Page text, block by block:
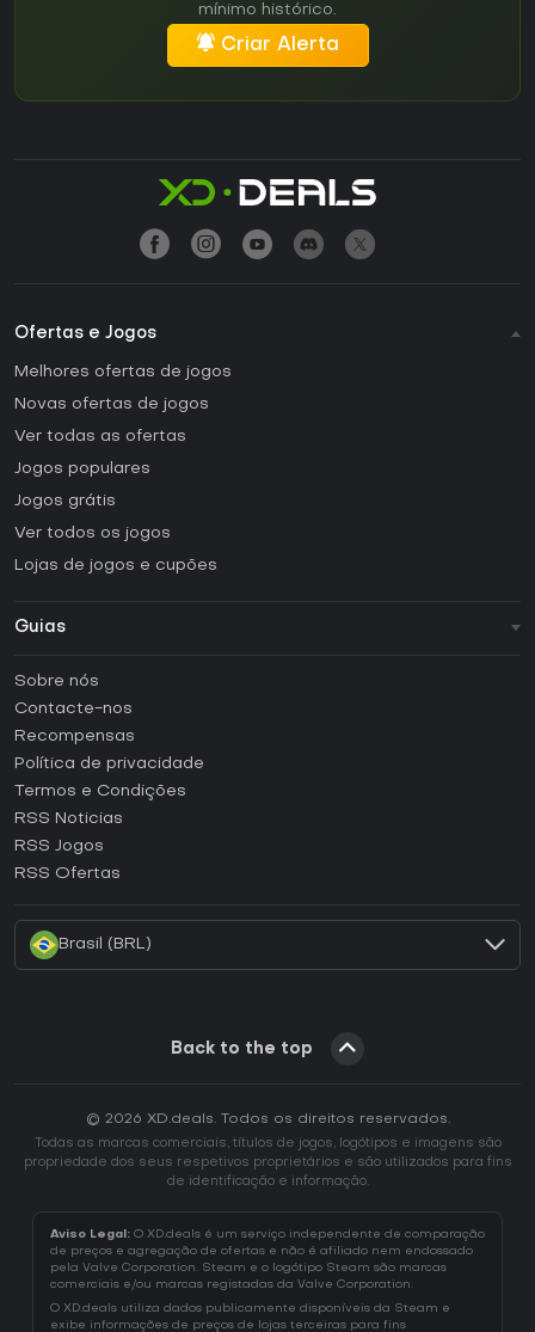
mínimo histórico.
Criar Alerta
Ofertas e Jogos
Melhores ofertas de jogos
Novas ofertas de jogos
Ver todas as ofertas
Jogos populares
Jogos grátis
Ver todos os jogos
Lojas de jogos e cupões
Guias
Como ativar uma CD Key Steam?
Como ativar uma CD Key Epic Games?
Como ativar uma CD Key GOG?
Como ativar uma CD Key Ubisoft Connect?
Como ativar uma CD Key EA App?
Sobre nós
Contacte-nos
Recompensas
Política de privacidade
Termos e Condições
RSS Noticias
RSS Jogos
RSS Ofertas
Brasil (BRL)
Back to the top
© 2026 XD.deals. Todos os direitos reservados.
Todas as marcas comerciais, títulos de jogos, logótipos e imagens são
propriedade dos seus respetivos proprietários e são utilizados para fins
de identificação e informação.
Aviso Legal: O XD.deals é um serviço independente de comparação
de preços e agregação de ofertas e não é afiliado nem endossado
pela Valve Corporation. Steam e o logótipo Steam são marcas
comerciais e/ou marcas registadas da Valve Corporation.
O XD.deals utiliza dados publicamente disponíveis da Steam e
exibe informações de preços de lojas terceiras para fins